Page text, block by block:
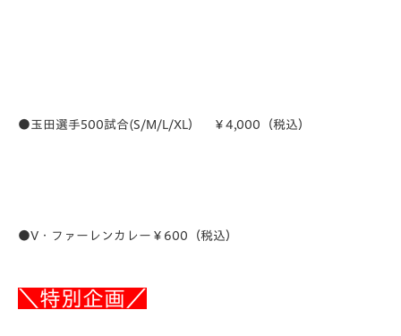
●玉田選手500試合(S/M/L/XL） ￥4,000（税込）
●V・ファーレンカレー￥600（税込）
＼特別企画／